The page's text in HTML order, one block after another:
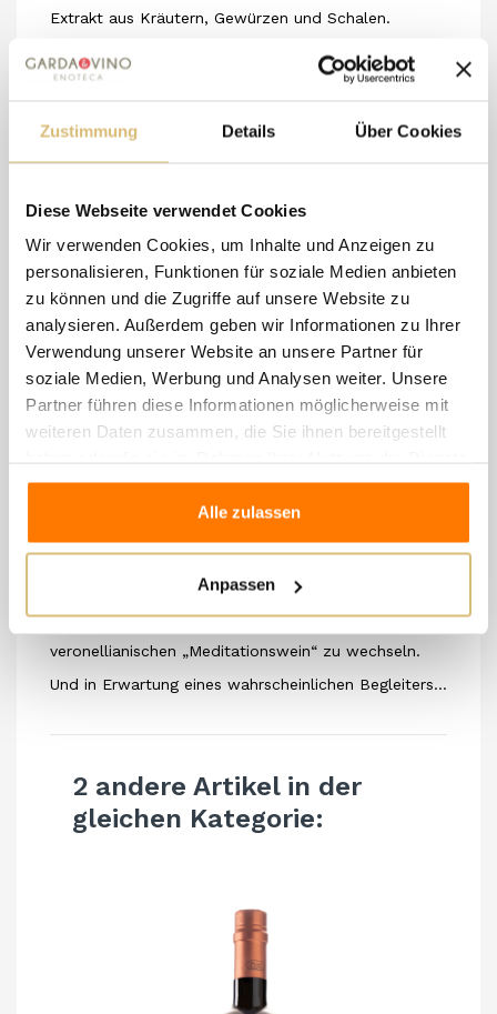
Zustimmung Details Über Cookies
Diese Webseite verwendet Cookies
Wir verwenden Cookies, um Inhalte und Anzeigen zu
personalisieren, Funktionen für soziale Medien anbieten
zu können und die Zugriffe auf unsere Website zu
analysieren. Außerdem geben wir Informationen zu Ihrer
Verwendung unserer Website an unsere Partner für
soziale Medien, Werbung und Analysen weiter. Unsere
Partner führen diese Informationen möglicherweise mit
weiteren Daten zusammen, die Sie ihnen bereitgestellt
gesammelt haben.
Alle zulassen
Anpassen
Extrakt aus Kräutern, Gewürzen und Schalen.
Strahlend wie seine Farbe, weich, so hat Massimo
entschieden, in scheinbarem Widerspruch zu seinen
besser gesagt, benacense…
Lacerba kennzeichnet seine Weinsäure als Note, die
nicht überdeckt, sondern mit den anderen
Komponenten verfolgt und betont werden soll und
in der Herkunft durch die Verwendung eines Korken
hervorgehoben wird. Ein Wein, in den die Elemente
des Sees übertragen werden, von dem Gelb der
Weg, der vor vier Jahren begonnen wurde, geprägt
von vielen Versuchen, vielen Verkostungen, um sich
immer bewusster des gewünschten Endergebnisses
zu werden. Interessant gemischt, äußerst genießbar
in perfekter Einsamkeit, fähig, vom Aperitif zum
veronellianischen „Meditationswein“ zu wechseln.
Und in Erwartung eines wahrscheinlichen Begleiters…
2 andere Artikel in der
gleichen Kategorie: